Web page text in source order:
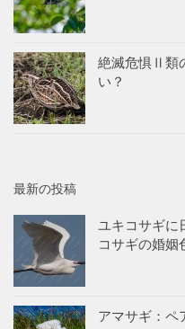
絶滅危惧Ⅱ類
い？
最新の投稿
ユキコサギに
コサギの婚姻
アマサギ：ペ